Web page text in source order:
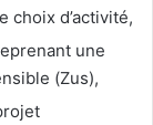
choix d’activité,
une
(Zus),